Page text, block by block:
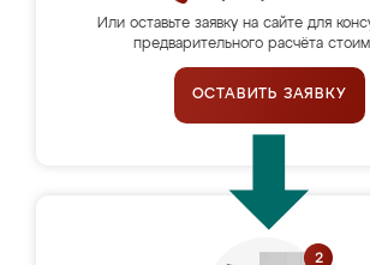
Или оставьте заявку на сайте для
предварительного расчёта
ОСТАВИТЬ ЗАЯВКУ